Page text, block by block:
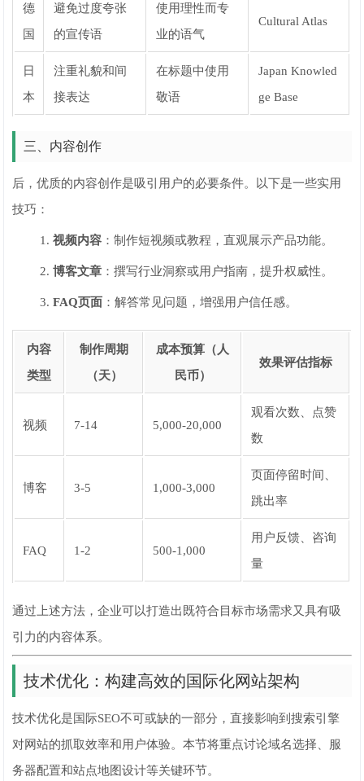
德
国
避免过度夸张
的宣传语
使用理性而专
业的语气
Cultural Atlas
日
本
注重礼貌和间
接表达
在标题中使用
敬语
Japan Knowled
ge Base
三、内容创作
后，优质的内容创作是吸引用户的必要条件。以下是一些实用
技巧：
视频内容 ：制作短视频或教程，直观展示产品功能。
博客文章 ：撰写行业洞察或用户指南，提升权威性。
FAQ页面 ：解答常见问题，增强用户信任感。
内容
类型
制作周期
（天）
成本预算（人
民币）
效果评估指标
视频 7-14 5,000-20,000
观看次数、点赞
数
博客 3-5 1,000-3,000
页面停留时间、
跳出率
FAQ 1-2 500-1,000
用户反馈、咨询
量
通过上述方法，企业可以打造出既符合目标市场需求又具有吸
引力的内容体系。
技术优化：构建高效的国际化网站架构
技术优化是国际SEO不可或缺的一部分，直接影响到搜索引擎
对网站的抓取效率和用户体验。本节将重点讨论域名选择、服
务器配置和站点地图设计等关键环节。